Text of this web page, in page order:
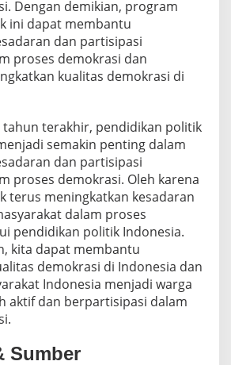
Dengan demikian, program
ini dapat membantu
dan partisipasi
proses demokrasi dan
kualitas demokrasi di
tahun terakhir, pendidikan politik
semakin penting dalam
dan partisipasi
proses demokrasi. Oleh karena
terus meningkatkan kesadaran
dalam proses
pendidikan politik Indonesia.
kita dapat membantu
demokrasi di Indonesia dan
Indonesia menjadi warga
aktif dan berpartisipasi dalam
Sumber